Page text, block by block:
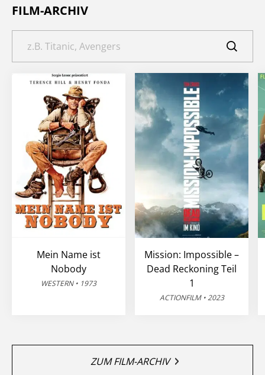
FILM-ARCHIV
Mein Name ist
Nobody
WESTERN • 1973
Mission: Impossible –
Dead Reckoning Teil
1
ACTIONFILM • 2023
ZUM FILM-ARCHIV